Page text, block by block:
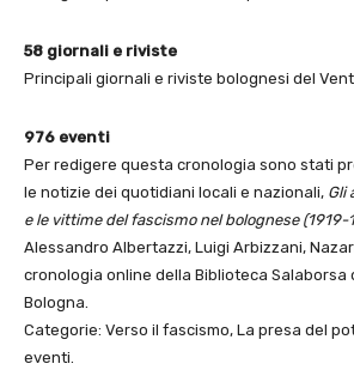
58 giornali e riviste
Principali giornali e riviste bolognesi del
976 eventi
Per redigere questa cronologia sono stati
le notizie dei quotidiani locali e nazionali, Gli
e le vittime del fascismo nel bolognese (1919-
Alessandro Albertazzi, Luigi Arbizzani,
cronologia online della Biblioteca Salaborsa
Bologna.
Categorie: Verso il fascismo, La presa del
eventi.